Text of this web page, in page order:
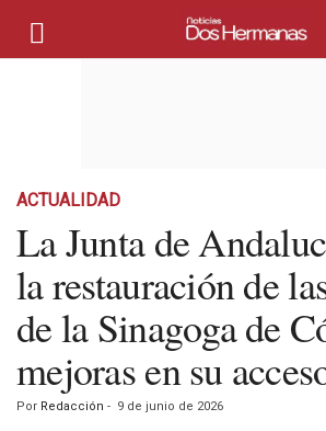
ACTUALIDAD
La Junta de
la restauración de
de la Sinagoga de
mejoras en su
Por Redacción - 9 de junio de 2026